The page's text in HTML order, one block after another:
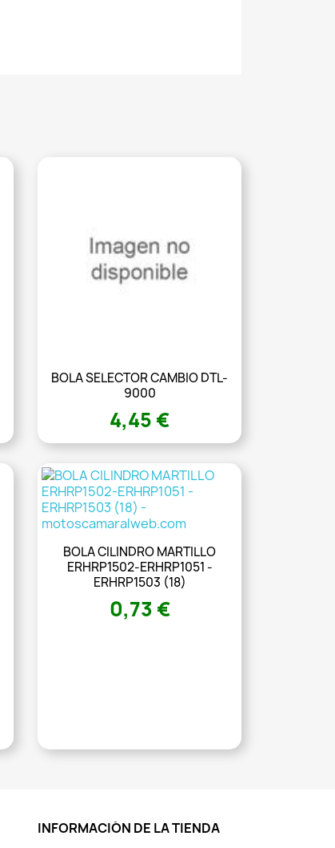
BOLA SELECTOR CAMBIO DTL-
9000
4,45 €
BOLA CILINDRO MARTILLO
ERHRP1502-ERHRP1051 -
ERHRP1503 (18)
0,73 €
INFORMACIÓN DE LA TIENDA